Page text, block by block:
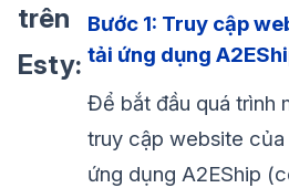
trên
Esty:
Bước 1: Truy cập
tải ứng dụng
Để bắt đầu quá trình
truy cập website của
ứng dụng A2EShip